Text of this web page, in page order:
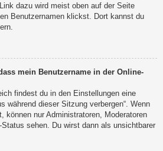
Link dazu wird meist oben auf der Seite
Benutzernamen klickst. Dort kannst du
mein Benutzername in der Online-
findest du in den Einstellungen eine
während dieser Sitzung verbergen“. Wenn
können nur Administratoren, Moderatoren
sehen. Du wirst dann als unsichtbarer